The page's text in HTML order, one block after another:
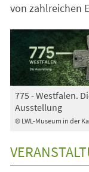
von zahlreichen
© LWL-Museum in der
775 - Westfalen.
Ausstellung